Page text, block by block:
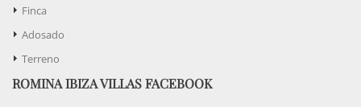
Finca
Adosado
Terreno
ROMINA IBIZA VILLAS FACEBOOK